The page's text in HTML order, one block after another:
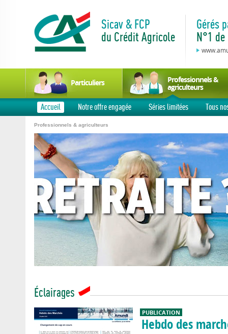
Sicav & FCP
du Crédit Agricole
Gérés
N°1
Particuliers Professionnels &
agriculteurs
Accueil Notre offre engagée Séries limitées Tous
Professionnels & agriculteurs
Éclairages
PUBLICATION
Hebdo des